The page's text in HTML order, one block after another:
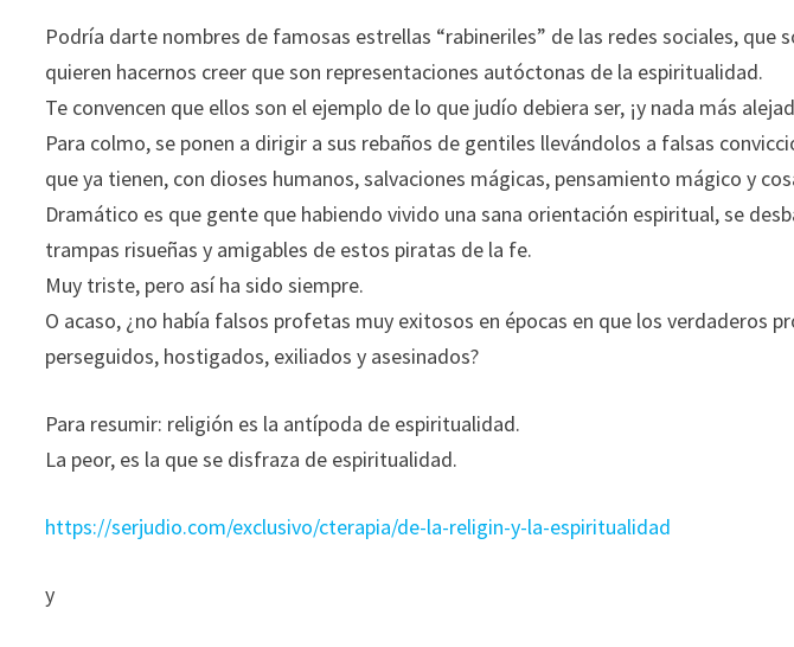
Podría darte nombres de famosas estrellas “rabineriles” de las redes sociales, que
quieren hacernos creer que son representaciones autóctonas de la espiritualidad.
Te convencen que ellos son el ejemplo de lo que judío debiera ser, ¡y nada más
Para colmo, se ponen a dirigir a sus rebaños de gentiles llevándolos a falsas
que ya tienen, con dioses humanos, salvaciones mágicas, pensamiento mágico y
Dramático es que gente que habiendo vivido una sana orientación espiritual, se
trampas risueñas y amigables de estos piratas de la fe.
Muy triste, pero así ha sido siempre.
O acaso, ¿no había falsos profetas muy exitosos en épocas en que los verdaderos
perseguidos, hostigados, exiliados y asesinados?
Para resumir: religión es la antípoda de espiritualidad.
La peor, es la que se disfraza de espiritualidad.
https://serjudio.com/exclusivo/cterapia/de-la-religin-y-la-espiritualidad
y